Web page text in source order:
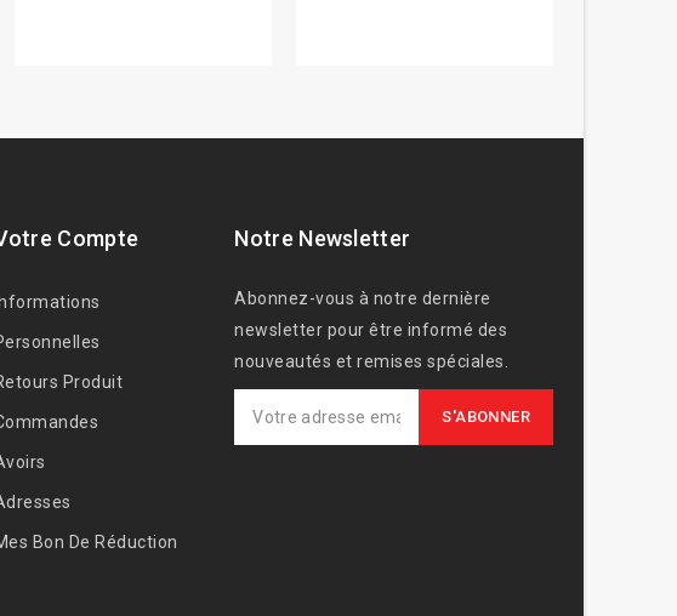
Compte
Produit
Bon De Réduction
Notre Newsletter
Abonnez-vous à notre dernière
newsletter pour être informé des
nouveautés et remises spéciales.